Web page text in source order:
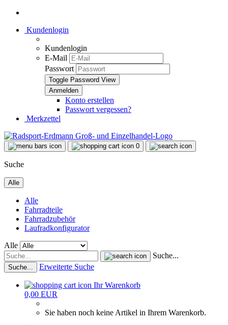
Kundenlogin
Kundenlogin
E-Mail
Passwort
Toggle Password View
Konto erstellen
Passwort vergessen?
Merkzettel
0
Suche
Alle
Alle
Fahrradteile
Fahrradzubehör
Laufradkonfigurator
Alle
Suche...
Suche... Erweiterte Suche
Ihr Warenkorb
0,00 EUR
Sie haben noch keine Artikel in Ihrem Warenkorb.